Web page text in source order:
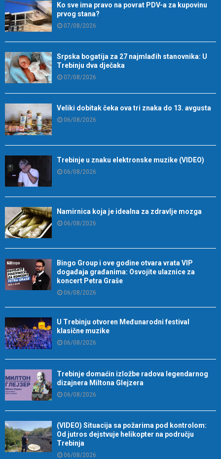
Ko sve ima pravo na povrat PDV-a za kupovinu
prvog stana?
07/08/2026
Srpska bogatija za 27 najmlađih stanovnika: U
Trebinju dva dječaka
07/08/2026
Veliki dobitak čeka ova tri znaka do 13. avgusta
06/08/2026
Trebinje u znaku elektronske muzike (VIDEO)
06/08/2026
Namirnica koja je idealna za zdravlje mozga
06/08/2026
Bingo Group i ove godine otvara vrata VIP
događaja građanima: Osvojite ulaznice za
koncert Petra Graše
06/08/2026
U Trebinju otvoren Međunarodni festival
klasične muzike
06/08/2026
Trebinje domaćin izložbe radova legendarnog
dizajnera Miltona Glejzera
06/08/2026
(VIDEO) Situacija sa požarima pod kontrolom:
Od jutros dejstvuje helikopter na području
Trebinja
06/08/2026